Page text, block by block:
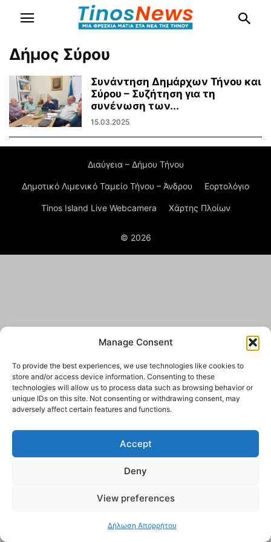
Manage Consent
To provide the best experiences, we use technologies like cookies to
store and/or access device information. Consenting to these
technologies will allow us to process data such as browsing behavior or
unique IDs on this site. Not consenting or withdrawing consent, may
adversely affect certain features and functions.
Accept
Deny
View preferences
Δήλωση Απορρήτου
Δήμος Σύρου
Συνάντηση Δημάρχων Τήνου και
Σύρου – Συζήτηση για τη
συνένωση των...
15.03.2025
Διαύγεια – Δήμου Τήνου
Δημοτικό Λιμενικό Ταμείο Τήνου – Άνδρου Εορτολόγιο
Tinos Island Live Webcamera Χάρτης Πλοίων
© 2026